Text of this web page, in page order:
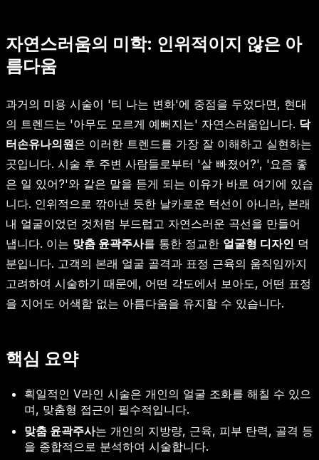
자연스러움의 미학: 인위적이지 않은 아
름다움
과거의 미용 시술이 '티 나는 변화'에 중점을 두었다면, 현대
의 트렌드는 '아무도 모르게 예뻐지는' 자연스러움입니다. 닥
터손유나의원은 이러한 트렌드를 가장 잘 이해하고 실현하는
곳입니다. 시술 후 주변 사람들로부터 '살 빠졌어?', '요즘 좋
은 일 있어?'와 같은 말을 듣게 되는 이유가 바로 여기에 있습
니다. 인위적으로 깎아낸 듯한 날카로운 턱선이 아니라, 본래
내 얼굴이었던 것처럼 부드럽고 자연스러운 곡선을 만들어
냅니다. 이는 맞춤 윤곽주사를 통한 정교한 얼굴형 디자인 덕
분입니다. 고객의 본래 얼굴 골격과 표정 근육의 움직임까지
고려하여 시술하기 때문에, 어떤 각도에서 보아도, 어떤 표정
을 지어도 어색함 없는 아름다움을 유지할 수 있습니다.
핵심 요약
획일적인 V라인 시술은 개인의 얼굴 조화를 해칠 수 있으
며, 맞춤형 접근이 필수적입니다.
맞춤 윤곽주사는 개인의 지방량, 근육, 피부 탄력, 골격 등
을 종합적으로 분석하여 시술합니다.